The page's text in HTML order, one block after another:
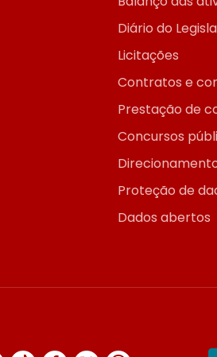
Diário do
Licitações
Contratos e
Prestação de
Concursos
Proteção de
Dados abertos